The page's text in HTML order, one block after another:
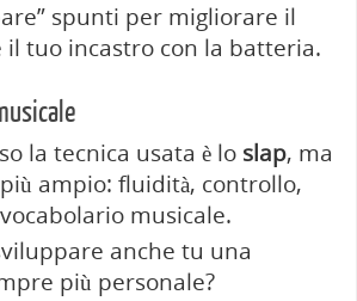
spunti per migliorare il
il tuo incastro con la batteria.
la tecnica usata è lo slap, ma
ampio: fluidità, controllo,
musicale.
anche tu una
più personale?